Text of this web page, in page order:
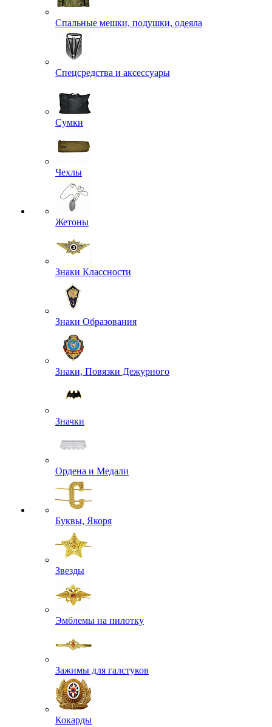
Спальные мешки, подушки, одеяла
Спецсредства и аксессуары
Сумки
Чехлы
Жетоны
Знаки Классности
Знаки Образования
Знаки, Повязки Дежурного
Значки
Ордена и Медали
Буквы, Якоря
Звезды
Эмблемы на пилотку
Зажимы для галстуков
Кокарды